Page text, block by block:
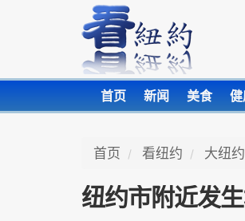
首页 新闻 美食
首页 看纽约 大纽约
纽约市附近发